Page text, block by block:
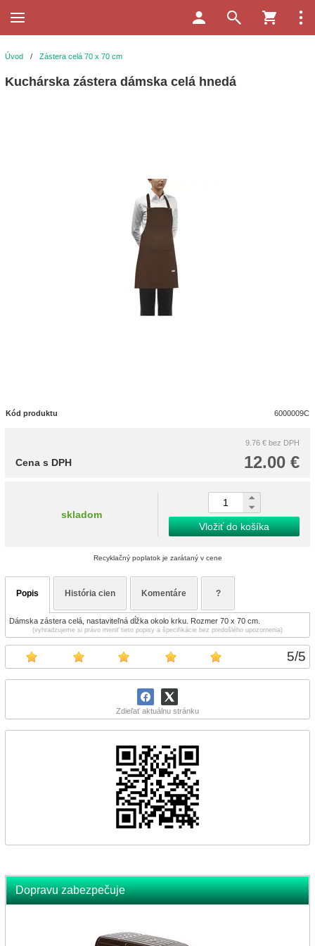
5/5
Zdieľať aktuálnu stránku
Dopravu zabezpečuje
Úvod / Zástera celá 70 x 70 cm
Kuchárska zástera dámska celá hnedá
Kód produktu 6000009C
9.76 € bez DPH
12.00 €
Cena s DPH
skladom
Vložiť do košíka
Recyklačný poplatok je zarátaný v cene
Popis História cien Komentáre ?
Dámska zástera celá, nastaviteľná dĺžka okolo krku. Rozmer 70 x 70 cm.
(vyhradzujeme si právo meniť tieto popisy a špecifikácie bez predošlého upozornenia)